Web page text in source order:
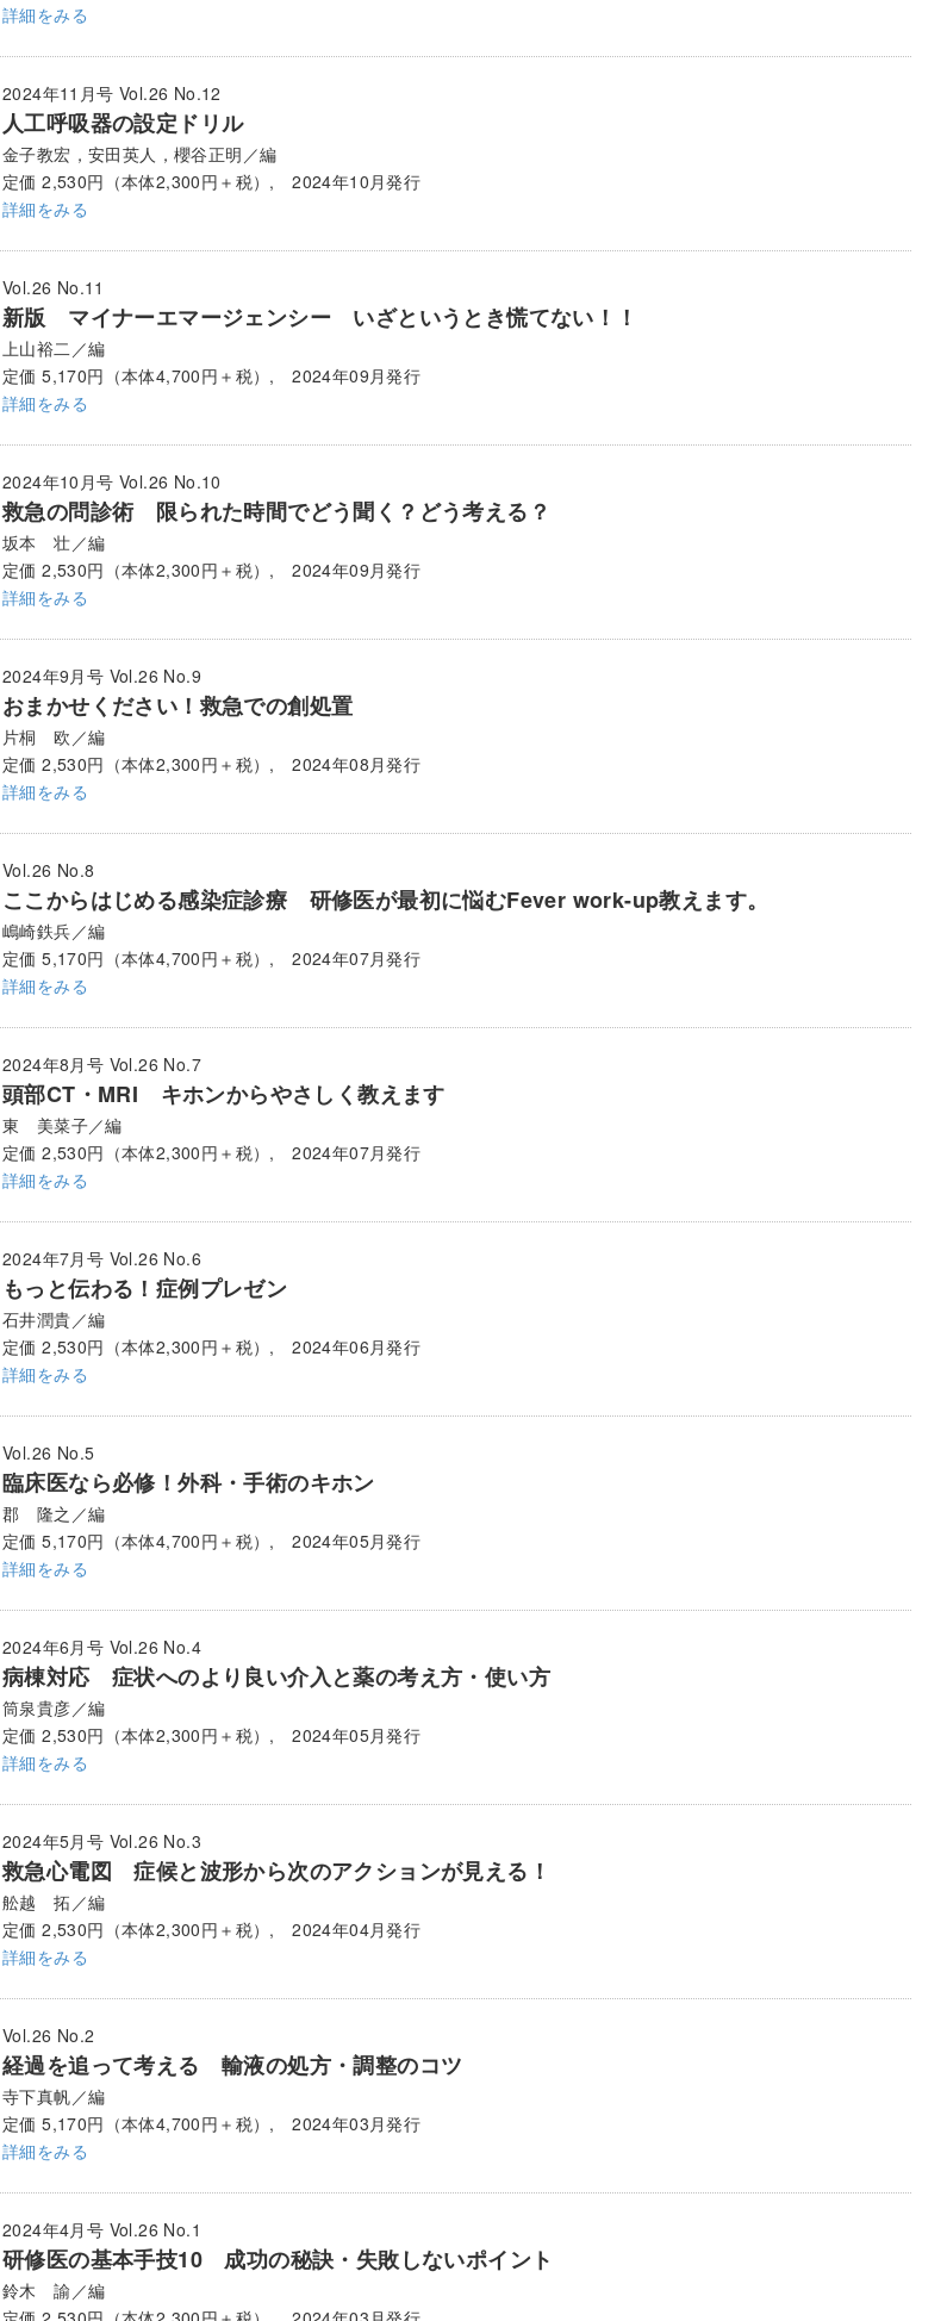
詳細をみる
2024年11月号 Vol.26 No.12
人工呼吸器の設定ドリル
金子教宏，安田英人，櫻谷正明／編
定価 2,530円（本体2,300円＋税）, 2024年10月発行
詳細をみる
Vol.26 No.11
新版 マイナーエマージェンシー いざというとき慌てない！！
上山裕二／編
定価 5,170円（本体4,700円＋税）, 2024年09月発行
詳細をみる
2024年10月号 Vol.26 No.10
救急の問診術 限られた時間でどう聞く？どう考える？
坂本 壮／編
定価 2,530円（本体2,300円＋税）, 2024年09月発行
詳細をみる
2024年9月号 Vol.26 No.9
おまかせください！救急での創処置
片桐 欧／編
定価 2,530円（本体2,300円＋税）, 2024年08月発行
詳細をみる
Vol.26 No.8
ここからはじめる感染症診療 研修医が最初に悩むFever work-up教えます。
嶋崎鉄兵／編
定価 5,170円（本体4,700円＋税）, 2024年07月発行
詳細をみる
2024年8月号 Vol.26 No.7
頭部CT・MRI キホンからやさしく教えます
東 美菜子／編
定価 2,530円（本体2,300円＋税）, 2024年07月発行
詳細をみる
2024年7月号 Vol.26 No.6
もっと伝わる！症例プレゼン
石井潤貴／編
定価 2,530円（本体2,300円＋税）, 2024年06月発行
詳細をみる
Vol.26 No.5
臨床医なら必修！外科・手術のキホン
郡 隆之／編
定価 5,170円（本体4,700円＋税）, 2024年05月発行
詳細をみる
2024年6月号 Vol.26 No.4
病棟対応 症状へのより良い介入と薬の考え方・使い方
筒泉貴彦／編
定価 2,530円（本体2,300円＋税）, 2024年05月発行
詳細をみる
2024年5月号 Vol.26 No.3
救急心電図 症候と波形から次のアクションが見える！
舩越 拓／編
定価 2,530円（本体2,300円＋税）, 2024年04月発行
詳細をみる
Vol.26 No.2
経過を追って考える 輸液の処方・調整のコツ
寺下真帆／編
定価 5,170円（本体4,700円＋税）, 2024年03月発行
詳細をみる
2024年4月号 Vol.26 No.1
研修医の基本手技10 成功の秘訣・失敗しないポイント
鈴木 諭／編